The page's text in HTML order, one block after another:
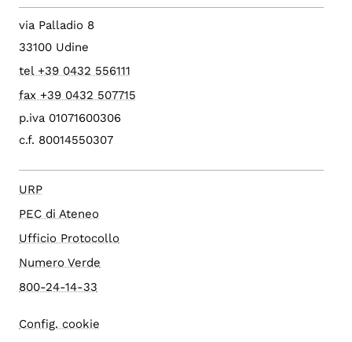
via Palladio 8
33100 Udine
tel +39 0432 556111
fax +39 0432 507715
p.iva 01071600306
c.f. 80014550307
URP
PEC di Ateneo
Ufficio Protocollo
Numero Verde
800-24-14-33
Config. cookie